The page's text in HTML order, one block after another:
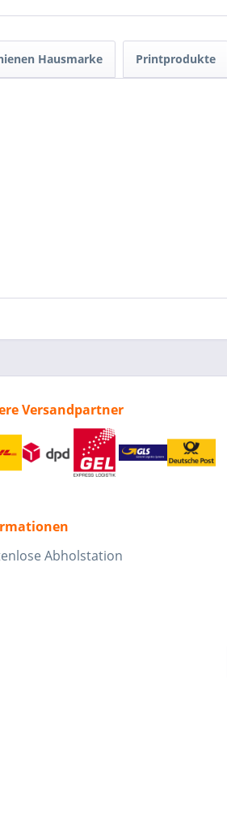
Hausmarke Printprodukte
Versandpartner
Abholstation